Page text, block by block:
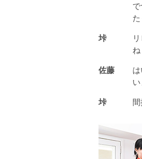
垰
ね
佐藤
い
垰